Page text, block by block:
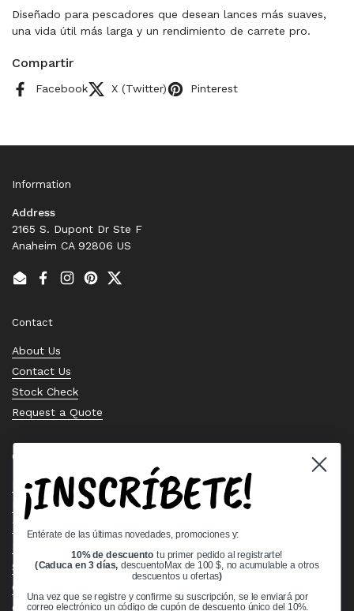
Diseñado para pescadores que desean lances más suaves,
una vida útil más larga y un rendimiento de carrete pro.
Compartir
Facebook X (Twitter) Pinterest
Information
Address
2165 S. Dupont Dr Ste F
Anaheim CA 92806 US
EmailFacebook
Instagram
PinterestTwitter
Contact
About Us
Contact Us
Stock Check
Request a Quote
Quick links
Bearing Knowledge Center
Privacy Policy
Terms & Conditions
Shipping Policy
Open Cookie Banner
Comprehensive Guide to Ball Bearings
¡INSCRÍBETE!
Entérate de las últimas novedades, promociones y:
10% de descuento tu primer pedido al registrarte!
(Caduca en 3 días,descuentoMax de 100 $, no acumulable a otros
descuentos u ofertas)
Una vez que se registre y confirme su suscripción, se le enviará por
correo electrónico un código de cupón de descuento único del 10%.